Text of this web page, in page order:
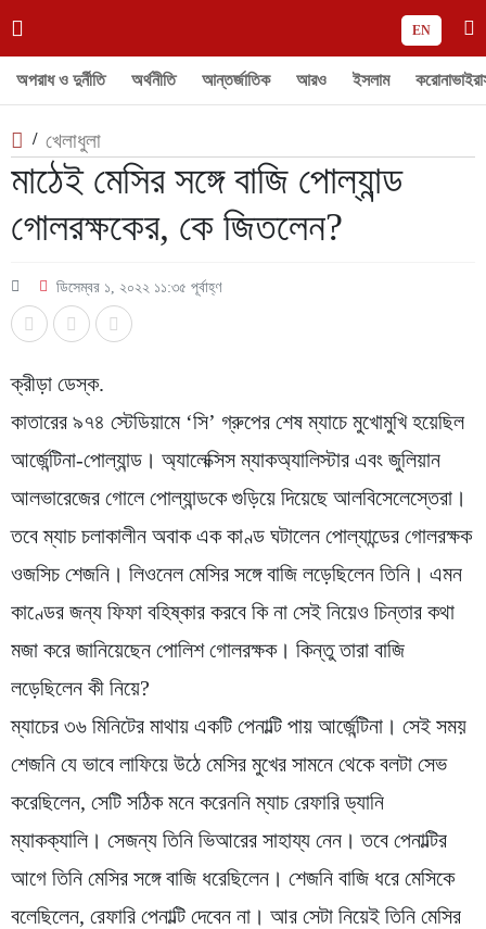
EN
অপরাধ ও দুর্নীতি অর্থনীতি আন্তর্জাতিক আরও ইসলাম
/ খেলাধুলা
মাঠেই মেসির সঙ্গে বাজি পোল্যান্ড
গোলরক্ষকের, কে জিতলেন?
ডিসেম্বর ১, ২০২২ ১১:৩৫ পূর্বাহ্ণ
ক্রীড়া ডেস্ক.
কাতারের ৯৭৪ স্টেডিয়ামে ‘সি’ গ্রুপের শেষ ম্যাচে মুখোমুখি হয়েছিল
আর্জেন্টিনা-পোল্যান্ড। অ্যালেক্সিস ম্যাকঅ্যালিস্টার এবং জুলিয়ান
আলভারেজের গোলে পোল্যান্ডকে গুড়িয়ে দিয়েছে আলবিসেলেস্তেরা।
তবে ম্যাচ চলাকালীন অবাক এক কাণ্ড ঘটালেন পোল্যান্ডের গোলরক্ষক
ওজসিচ শেজনি। লিওনেল মেসির সঙ্গে বাজি লড়েছিলেন তিনি। এমন
কাণ্ডের জন্য ফিফা বহিষ্কার করবে কি না সেই নিয়েও চিন্তার কথা
মজা করে জানিয়েছেন পোলিশ গোলরক্ষক। কিন্তু তারা বাজি
লড়েছিলেন কী নিয়ে?
ম্যাচের ৩৬ মিনিটের মাথায় একটি পেনাল্টি পায় আর্জেন্টিনা। সেই সময়
শেজনি যে ভাবে লাফিয়ে উঠে মেসির মুখের সামনে থেকে বলটা সেভ
করেছিলেন, সেটি সঠিক মনে করেননি ম্যাচ রেফারি ড্যানি
ম্যাকক্যালি। সেজন্য তিনি ভিআরের সাহায্য নেন। তবে পেনাল্টির
আগে তিনি মেসির সঙ্গে বাজি ধরেছিলেন। শেজনি বাজি ধরে মেসিকে
বলেছিলেন, রেফারি পেনাল্টি দেবেন না। আর সেটা নিয়েই তিনি মেসির